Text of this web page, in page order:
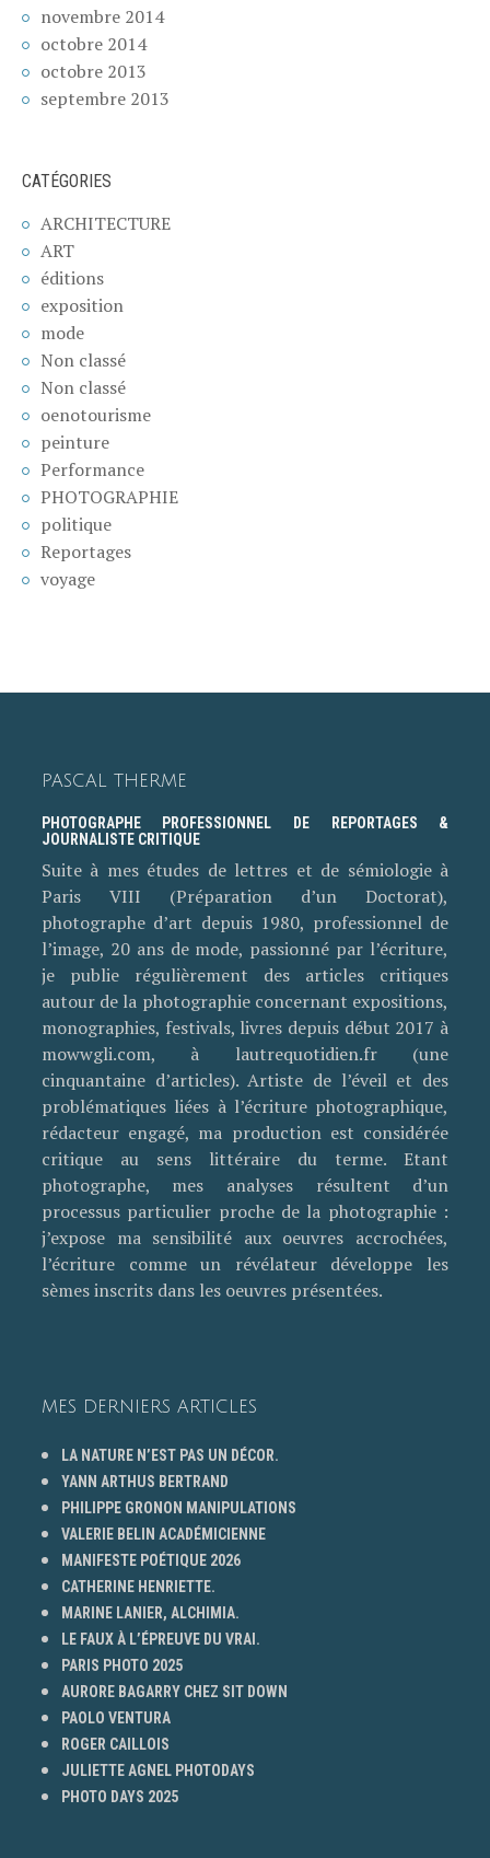
novembre 2014
octobre 2014
octobre 2013
septembre 2013
CATÉGORIES
ARCHITECTURE
ART
éditions
exposition
mode
Non classé
Non classé
oenotourisme
peinture
Performance
PHOTOGRAPHIE
politique
Reportages
voyage
PASCAL THERME
PHOTOGRAPHE PROFESSIONNEL DE REPORTAGES &
JOURNALISTE CRITIQUE
Suite à mes études de lettres et de sémiologie à
Paris VIII (Préparation d’un Doctorat),
photographe d’art depuis 1980, professionnel de
l’image, 20 ans de mode, passionné par l’écriture,
je publie régulièrement des articles critiques
autour de la photographie concernant expositions,
monographies, festivals, livres depuis début 2017 à
mowwgli.com, à lautrequotidien.fr (une
cinquantaine d’articles). Artiste de l’éveil et des
problématiques liées à l’écriture photographique,
rédacteur engagé, ma production est considérée
critique au sens littéraire du terme. Etant
photographe, mes analyses résultent d’un
processus particulier proche de la photographie :
j’expose ma sensibilité aux oeuvres accrochées,
l’écriture comme un révélateur développe les
sèmes inscrits dans les oeuvres présentées.
MES DERNIERS ARTICLES
LA NATURE N’EST PAS UN DÉCOR.
YANN ARTHUS BERTRAND
PHILIPPE GRONON MANIPULATIONS
VALERIE BELIN ACADÉMICIENNE
MANIFESTE POÉTIQUE 2026
CATHERINE HENRIETTE.
MARINE LANIER, ALCHIMIA.
LE FAUX À L’ÉPREUVE DU VRAI.
PARIS PHOTO 2025
AURORE BAGARRY CHEZ SIT DOWN
PAOLO VENTURA
ROGER CAILLOIS
JULIETTE AGNEL PHOTODAYS
PHOTO DAYS 2025